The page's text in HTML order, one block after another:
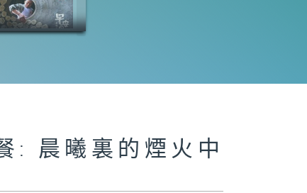
: 晨曦裏的煙火中